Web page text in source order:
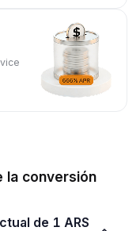
la conversión